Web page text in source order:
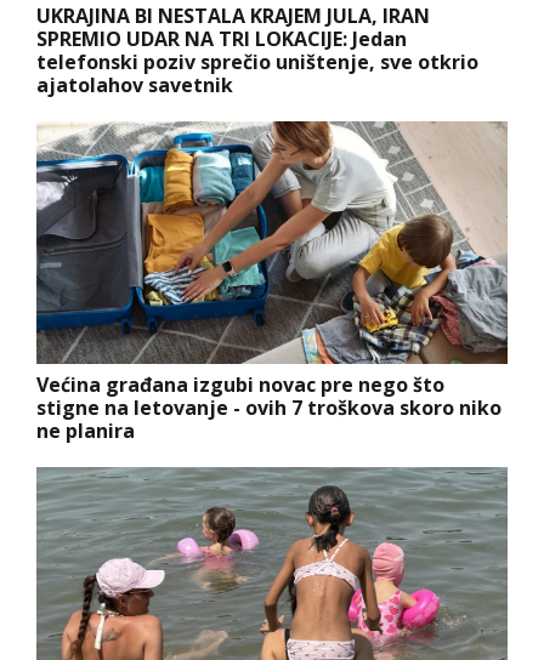
UKRAJINA BI NESTALA KRAJEM JULA, IRAN
SPREMIO UDAR NA TRI LOKACIJE: Jedan
telefonski poziv sprečio uništenje, sve otkrio
ajatolahov savetnik
Većina građana izgubi novac pre nego što
stigne na letovanje - ovih 7 troškova skoro niko
ne planira